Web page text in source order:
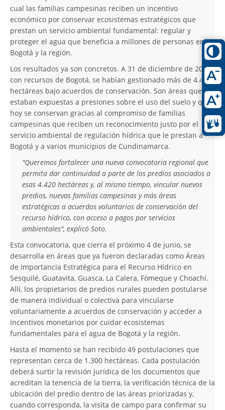
cual las familias campesinas reciben un incentivo
económico por conservar ecosistemas estratégicos que
prestan un servicio ambiental fundamental: regular y
proteger el agua que beneficia a millones de personas en
Bogotá y la región.
Los resultados ya son concretos. A 31 de diciembre de 2025,
con recursos de Bogotá, se habían gestionado más de 4.420
hectáreas bajo acuerdos de conservación. Son áreas que
estaban expuestas a presiones sobre el uso del suelo y que
hoy se conservan gracias al compromiso de familias
campesinas que reciben un reconocimiento justo por el
servicio ambiental de regulación hídrica que le prestan a
Bogotá y a varios municipios de Cundinamarca.
"Queremos fortalecer una nueva convocatoria regional que
permita dar continuidad a parte de los predios asociados a
esas 4.420 hectáreas y, al mismo tiempo, vincular nuevos
predios, nuevas familias campesinas y más áreas
estratégicas a acuerdos voluntarios de conservación del
recurso hídrico, con acceso a pagos por servicios
ambientales", explicó Soto.
Esta convocatoria, que cierra el próximo 4 de junio, se
desarrolla en áreas que ya fueron declaradas como Áreas
de Importancia Estratégica para el Recurso Hídrico en
Sesquilé, Guatavita, Guasca, La Calera, Fómeque y Choachí.
Allí, los propietarios de predios rurales pueden postularse
de manera individual o colectiva para vincularse
voluntariamente a acuerdos de conservación y acceder a
incentivos monetarios por cuidar ecosistemas
fundamentales para el agua de Bogotá y la región.
Hasta el momento se han recibido 49 postulaciones que
representan cerca de 1.300 hectáreas. Cada postulación
deberá surtir la revisión jurídica de los documentos que
acreditan la tenencia de la tierra, la verificación técnica de la
ubicación del predio dentro de las áreas priorizadas y,
cuando corresponda, la visita de campo para confirmar su